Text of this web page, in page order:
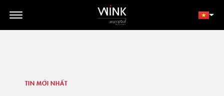
// toolbar-mobile position-fixed bottom-0 left-0 z-30 w-full
d-block d-lg-none
TIN MỚI NHẤT